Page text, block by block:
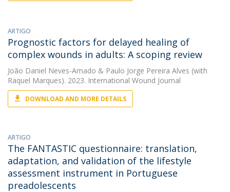
ARTIGO
Prognostic factors for delayed healing of
complex wounds in adults: A scoping review
João Daniel Neves-Amado & Paulo Jorge Pereira Alves (with
Raquel Marques). 2023. International Wound Journal
DOWNLOAD AND MORE DETAILS
ARTIGO
The FANTASTIC questionnaire: translation,
adaptation, and validation of the lifestyle
assessment instrument in Portuguese
preadolescents